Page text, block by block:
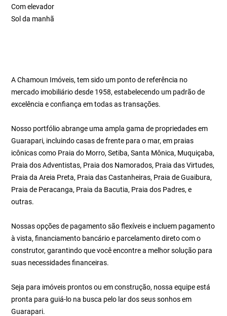
Com elevador
Sol da manhã
A Chamoun Imóveis, tem sido um ponto de referência no
mercado imobiliário desde 1958, estabelecendo um padrão de
excelência e confiança em todas as transações.
Nosso portfólio abrange uma ampla gama de propriedades em
Guarapari, incluindo casas de frente para o mar, em praias
icônicas como Praia do Morro, Setiba, Santa Mônica, Muquiçaba,
Praia dos Adventistas, Praia dos Namorados, Praia das Virtudes,
Praia da Areia Preta, Praia das Castanheiras, Praia de Guaibura,
Praia de Peracanga, Praia da Bacutia, Praia dos Padres, e
outras.
Nossas opções de pagamento são flexíveis e incluem pagamento
à vista, financiamento bancário e parcelamento direto com o
construtor, garantindo que você encontre a melhor solução para
suas necessidades financeiras.
Seja para imóveis prontos ou em construção, nossa equipe está
pronta para guiá-lo na busca pelo lar dos seus sonhos em
Guarapari.